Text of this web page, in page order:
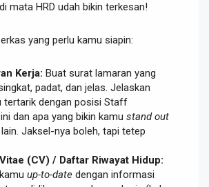
mata HRD udah bikin terkesan!
yang perlu kamu siapin:
Kerja: Buat surat lamaran yang
padat, dan jelas. Jelaskan
tertarik dengan posisi Staff
dan apa yang bikin kamu stand out
Jaksel-nya boleh, tapi tetep
(CV) / Daftar Riwayat Hidup:
up-to-date dengan informasi